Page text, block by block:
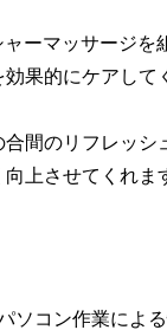
ャーマッサージ
果的にケアして
間のリフレッ
上させてくれま
ソコン作業によ